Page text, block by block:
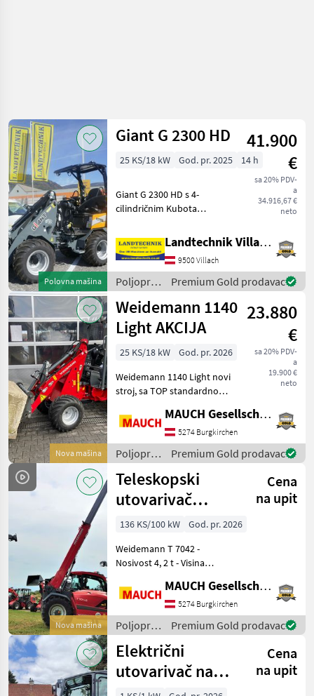
Polovna mašina
Giant G 2300 HD
41.900
€
sa 20% PDV-
a
34.916,67 €
neto
25 KS/18 kW God. pr. 2025 14 h
Giant G 2300 HD s 4-
cilindričnim Kubota
brzootpuštajućom
spojnicom, hidrauličko
zaključavanje alata, paletne
vilice i žlica, 3. i 4. red, stra
Landtechnik Villach GmbH
9500 Villach
Poljoprivredni
motorni
strojevi /
Giant
Premium Gold prodavac
Nova mašina
Weidemann 1140
Light AKCIJA
23.880
€
sa 20% PDV-
a
19.900 €
neto
25 KS/18 kW
God. pr. 2026
Weidemann 1140 Light novi
stroj, sa TOP standardnom
dva cilindra za podizanje, 3-
cilindričnim motorom od 24
KS, podmazivim središnjim
zglobom,
MAUCH Gesellschaft m.b.H. & Co.KG
5274 Burgkirchen
Poljoprivredni
motorni
strojevi /
Weidemann
Premium Gold prodavac
Nova mašina
Teleskopski
utovarivač
Weidemann
T7042
Cena
na upit
136 KS/100 kW
God. pr. 2026
Weidemann T 7042 -
Nosivost 4, 2 t - Visina
Perkins motor - Otprilike
Radna težina 7650 kg -
Hidrostatski pogon - 20
km/h (30 km/h / 40 k
MAUCH Gesellschaft m.b.H. & Co.KG
5274 Burgkirchen
Poljoprivredni
motorni
strojevi /
Weidemann
Premium Gold prodavac
Električni
utovarivač na
kotačima
Cena
na upit